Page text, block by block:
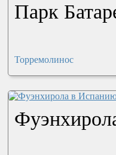
Парк
Торремолинос